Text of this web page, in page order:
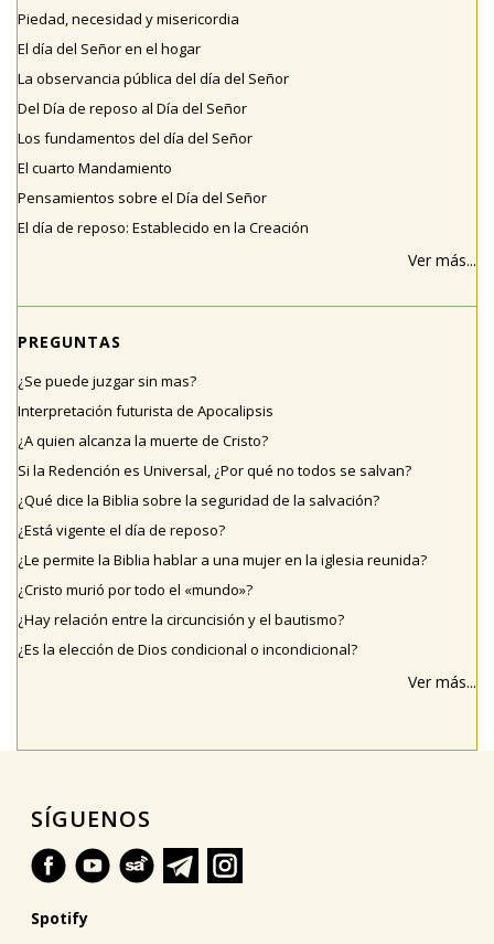
Piedad, necesidad y misericordia
El día del Señor en el hogar
La observancia pública del día del Señor
Del Día de reposo al Día del Señor
Los fundamentos del día del Señor
El cuarto Mandamiento
Pensamientos sobre el Día del Señor
El día de reposo: Establecido en la Creación
Ver más...
PREGUNTAS
¿Se puede juzgar sin mas?
Interpretación futurista de Apocalipsis
¿A quien alcanza la muerte de Cristo?
Si la Redención es Universal, ¿Por qué no todos se salvan?
¿Qué dice la Biblia sobre la seguridad de la salvación?
¿Está vigente el día de reposo?
¿Le permite la Biblia hablar a una mujer en la iglesia reunida?
¿Cristo murió por todo el «mundo»?
¿Hay relación entre la circuncisión y el bautismo?
¿Es la elección de Dios condicional o incondicional?
Ver más...
SÍGUENOS
Spotify